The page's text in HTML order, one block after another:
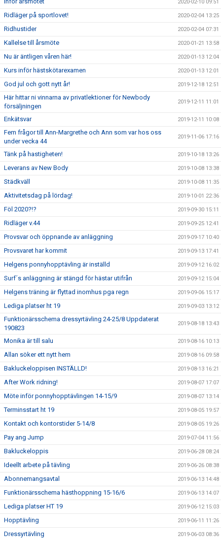
2020-02-10 09:51
Ridläger på sportlovet! 2020-02-04 13:25
Ridhustider 2020-02-04 07:31
Kallelse till årsmöte 2020-01-21 13:58
Nu är äntligen våren här! 2020-01-13 12:04
Kurs inför hästskötarexamen 2020-01-13 12:01
God jul och gott nytt år! 2019-12-18 12:51
Här hittar ni vinnarna av privatlektioner för Newbody
försäljningen
2019-12-11 11:01
Enkätsvar 2019-12-11 10:08
Fem frågor till Ann-Margrethe och Ann som var hos oss
under vecka 44
2019-11-06 17:16
Tänk på hastigheten! 2019-10-18 13:26
Leverans av New Body 2019-10-08 13:38
Städkväll 2019-10-08 11:35
Aktivitetsdag på lördag! 2019-10-01 22:36
Föl 2020?!? 2019-09-30 15:11
Ridläger v.44 2019-09-25 12:41
Provsvar och öppnande av anläggning 2019-09-17 10:40
Provsvaret har kommit 2019-09-13 17:41
Helgens ponnyhopptävling är inställd 2019-09-12 16:02
Surf´s anläggning är stängd för hästar utifrån 2019-09-12 15:04
Helgens träning är flyttad inomhus pga regn 2019-09-06 15:17
Lediga platser ht 19 2019-09-03 13:12
Funktionärsschema dressyrtävling 24-25/8 Uppdaterat
190823
2019-08-18 13:43
Monika är till salu 2019-08-16 10:13
Allan söker ett nytt hem 2019-08-16 09:58
Bakluckeloppisen INSTÄLLD! 2019-08-13 16:21
After Work ridning! 2019-08-07 17:07
Möte inför ponnyhopptävlingen 14-15/9 2019-08-07 13:14
Terminsstart ht 19 2019-08-05 19:57
Kontakt och kontorstider 5-14/8 2019-08-05 19:26
Pay ang Jump 2019-07-04 11:56
Bakluckeloppis 2019-06-28 08:24
Ideellt arbete på tävling 2019-06-26 08:38
Abonnemangsavtal 2019-06-13 14:48
Funktionärsschema hästhoppning 15-16/6 2019-06-13 14:07
Lediga platser HT 19 2019-06-12 15:03
Hopptävling 2019-06-11 11:26
Dressyrtävling 2019-06-03 08:36